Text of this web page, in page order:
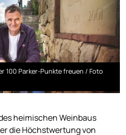
100 Parker-Punkte freuen / Foto
heimischen Weinbaus
die Höchstwertung von